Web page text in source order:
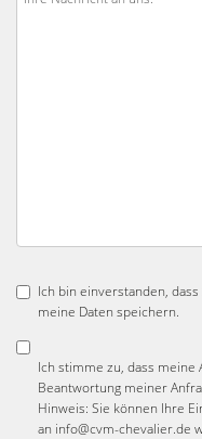
Ich bin einverstanden,
meine Daten speichern.
Ich stimme zu, dass meine
Beantwortung meiner
Hinweis: Sie können Ihre
an info@cvm-chevalier.de